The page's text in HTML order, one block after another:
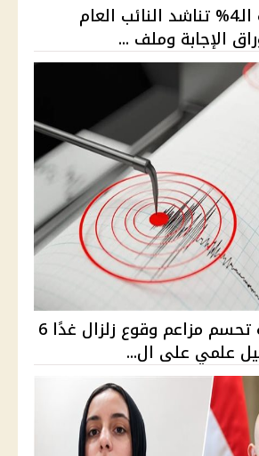
أسرة ريم طالبة الـ4% تناشد النائب العام
الإجابة وملف ...
البحوث الفلكية تحسم مزاعم وقوع زلزال غدًا 6
علمي على ال...